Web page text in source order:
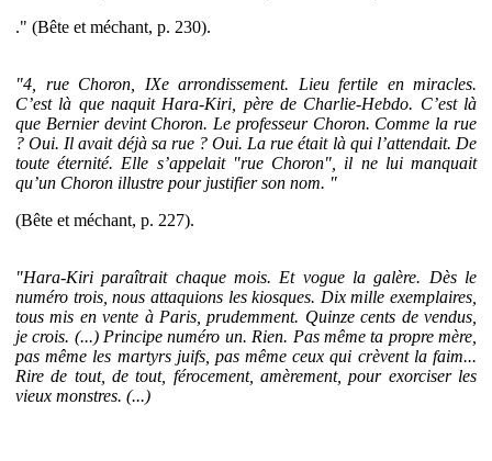
." (Bête et méchant, p. 230).
"4, rue Choron, IXe arrondissement. Lieu fertile en miracles.
C’est là que naquit Hara-Kiri, père de Charlie-Hebdo. C’est là
que Bernier devint Choron. Le professeur Choron. Comme la rue
? Oui. Il avait déjà sa rue ? Oui. La rue était là qui l’attendait. De
toute éternité. Elle s’appelait "rue Choron", il ne lui manquait
qu’un Choron illustre pour justifier son nom. "
(Bête et méchant, p. 227).
"Hara-Kiri paraîtrait chaque mois. Et vogue la galère. Dès le
numéro trois, nous attaquions les kiosques. Dix mille exemplaires,
tous mis en vente à Paris, prudemment. Quinze cents de vendus,
je crois. (...) Principe numéro un. Rien. Pas même ta propre mère,
pas même les martyrs juifs, pas même ceux qui crèvent la faim...
Rire de tout, de tout, férocement, amèrement, pour exorciser les
vieux monstres. (...)